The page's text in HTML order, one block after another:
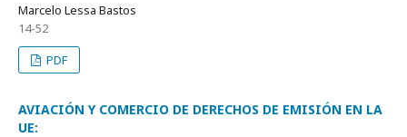
Marcelo Lessa Bastos
14-52
PDF
AVIACIÓN Y COMERCIO DE DERECHOS DE EMISIÓN EN LA
UE: